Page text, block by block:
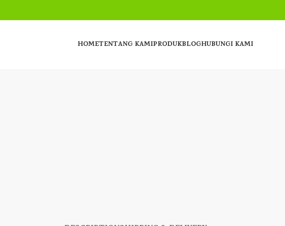
HOMETENTANG KAMIPRODUKBLOGHUBUNGI KAMI